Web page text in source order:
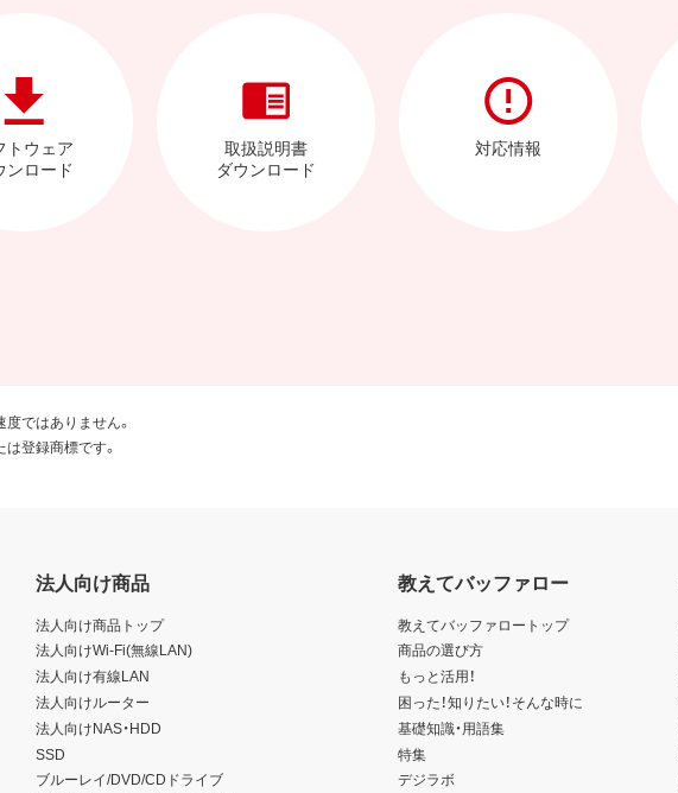
トウェア
ンロード
取扱説明書
ダウンロード
対応情報
ではありません。
登録商標です。
法人向け商品
法人向け商品トップ
法人向けWi-Fi(無線LAN)
法人向け有線LAN
法人向けルーター
法人向けNAS・HDD
SSD
ブルーレイ/DVD/CDドライブ
教えてバッファロー
教えてバッファロートップ
商品の選び方
もっと活用！
困った！知りたい！そんな時に
基礎知識・用語集
特集
デジラボ